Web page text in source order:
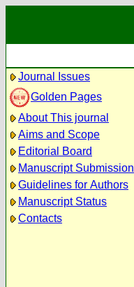
Journal Issues
Golden Pages
About This journal
Aims and Scope
Editorial Board
Manuscript Submission
Guidelines for Authors
Manuscript Status
Contacts